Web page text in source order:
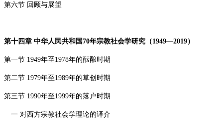
第六节 回顾与展望
第十四章 中华人民共和国70年宗教社会学研究（1949—2019）
第一节 1949年至 1978年的酝酿时期
第二节 1979年至 1989年的草创时期
第三节 1990年至 1999年的落户时期
一 对西方宗教社会学理论的译介